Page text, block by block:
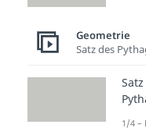
Geometrie
Satz des
1/4 –